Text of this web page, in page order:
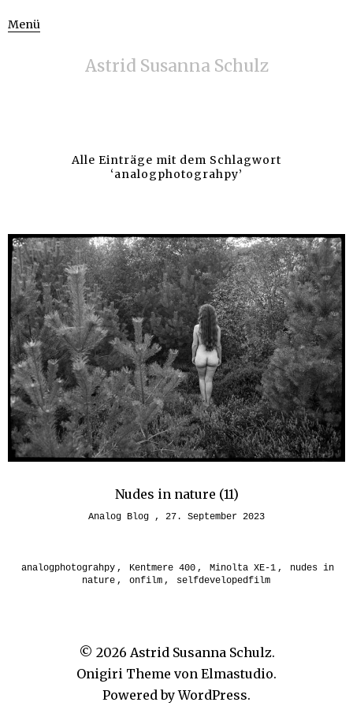
Menü
Astrid Susanna Schulz
Alle Einträge mit dem Schlagwort
‘analogphotograhpy’
Nudes in nature (11)
Analog Blog 27. September 2023
analogphotograhpy , Kentmere 400 , Minolta XE-1 ,
nudes in
nature , onfilm , selfdevelopedfilm
© 2026 Astrid Susanna Schulz.
Onigiri Theme von Elmastudio.
Powered byWordPress.